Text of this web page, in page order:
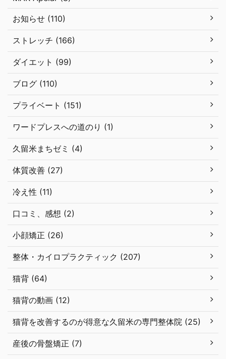
お知らせ (110)
ストレッチ (166)
ダイエット (99)
ブログ (110)
プライベート (151)
ワードプレスへの道のり (1)
久留米まちゼミ (4)
体質改善 (27)
冷え性 (11)
口コミ、感想 (2)
小顔矯正 (26)
整体・カイロプラクティック (207)
猫背 (64)
猫背の動画 (12)
猫背を改善するのが得意な久留米の専門整体院 (25)
産後の骨盤矯正 (7)